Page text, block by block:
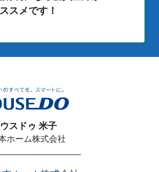
スメです！
スドゥ 米子
ホーム株式会社